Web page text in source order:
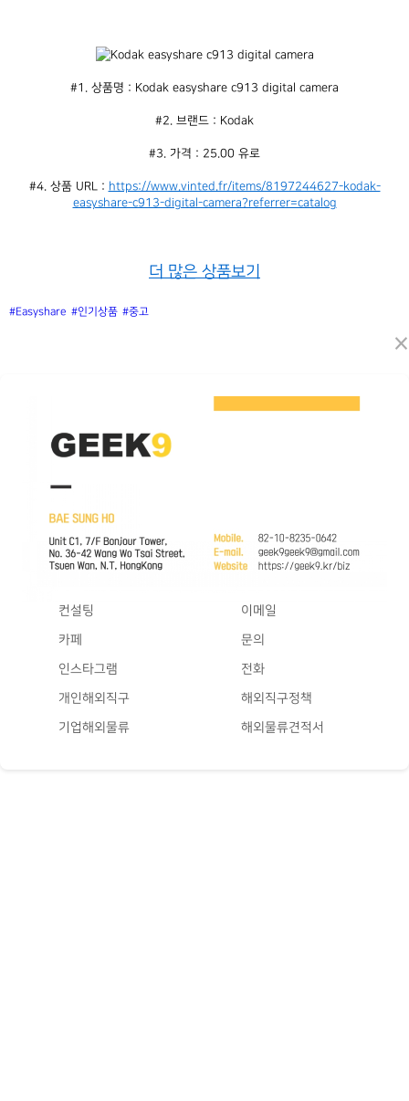
#1. 상품명 : Kodak easyshare c913 digital camera
#2. 브랜드 : Kodak
#3. 가격 : 25.00 유로
#4. 상품 URL : https://www.vinted.fr/items/8197244627-kodak-
easyshare-c913-digital-camera?referrer=catalog
더 많은 상품보기
#Easyshare #인기상품 #중고
×
컨설팅
카페
인스타그램
개인해외직구
기업해외물류
이메일
문의
전화
해외직구정책
해외물류견적서